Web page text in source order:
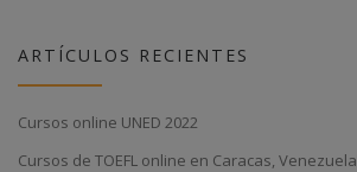
ARTÍCULOS RECIENTES
Cursos online UNED 2022
Cursos de TOEFL online en Caracas, Venezuela